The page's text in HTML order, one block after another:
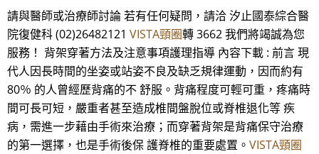
請與醫師或治療師討論 若有任何疑問，請洽 汐止國泰綜合醫
院復健科 (02)26482121 VISTA頸圈轉 3662 我們將竭誠為您
服務！ 背架穿著方法及注意事項護理指導 內容下載 : 前言 現
代人因長時間的坐姿或站姿不良及缺乏規律運動，因而約有
80％ 的人曾經歷背痛的不 舒服。背痛程度可輕可重，疼痛時
間可長可短，嚴重者甚至造成椎間盤脫位或脊椎退化等 疾
病，需進一步藉由手術來治療；而穿著背架是背痛保守治療
的第一選擇，也是手術後保 護脊椎的重要處置。 VISTA頸圈